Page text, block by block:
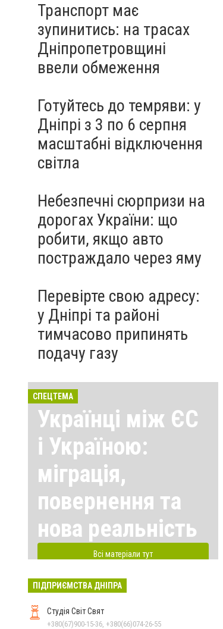
Транспорт має
зупинитись: на трасах
Дніпропетровщині
ввели обмеження
Готуйтесь до темряви: у
Дніпрі з 3 по 6 серпня
масштабні відключення
світла
Небезпечні сюрпризи на
дорогах України: що
робити, якщо авто
постраждало через яму
Перевірте свою адресу:
у Дніпрі та районі
тимчасово припинять
подачу газу
СПЕЦТЕМА
Українці між ЄС
і Україною:
міграція,
повернення та
нова реальність
Всі матеріали тут
ПІДПРИЄМСТВА ДНІПРА
Студія Світ Свят
+380(67)900-15-36, +380(66)074-26-55